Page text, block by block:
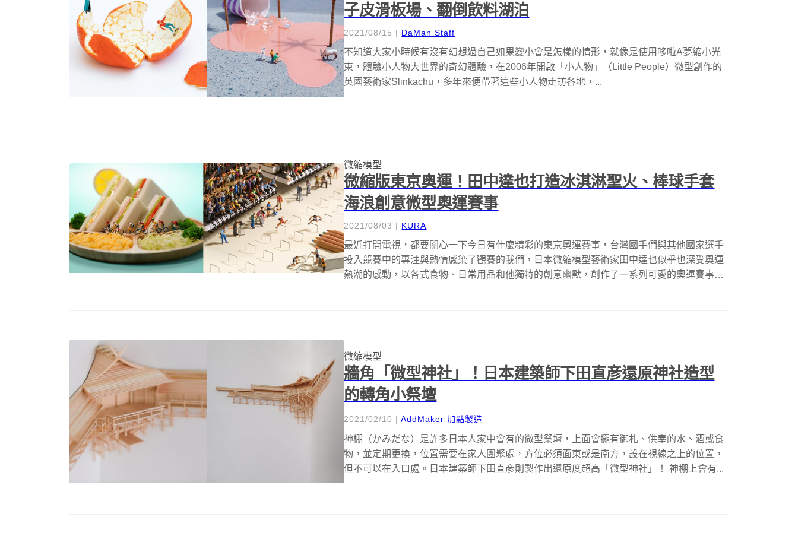
子皮滑板場、翻倒飲料湖泊
2021/08/15 | DaMan Staff
不知道大家小時候有沒有幻想過自己如果變小會是怎樣的情形，就像是使用哆啦A夢縮小光
束，體驗小人物大世界的奇幻體驗，在2006年開啟「小人物」（Little People）微型創作的
英國藝術家Slinkachu，多年來便帶著這些小人物走訪各地，...
微縮模型
微縮版東京奧運！田中達也打造冰淇淋聖火、棒球手套
海浪創意微型奧運賽事
2021/08/03 | KURA
最近打開電視，都要關心一下今日有什麼精彩的東京奧運賽事，台灣國手們與其他國家選手
投入競賽中的專注與熱情感染了觀賽的我們，日本微縮模型藝術家田中達也似乎也深受奧運
熱潮的感動，以各式食物、日常用品和他獨特的創意幽默，創作了一系列可愛的奧運賽事
微縮模型
牆角「微型神社」！日本建築師下田直彦還原神社造型
的轉角小祭壇
2021/02/10 |AddMaker 加點製造
神棚（かみだな）是許多日本人家中會有的微型祭壇，上面會擺有御札、供奉的水、酒或食
物，並定期更換，位置需要在家人團聚處，方位必須面東或是南方，設在視線之上的位置，
但不可以在入口處。日本建築師下田直彦則製作出還原度超高「微型神社」！ 神棚上會有...